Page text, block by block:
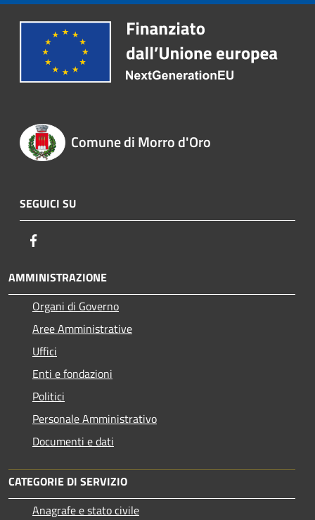
Comune di Morro d'Oro
SEGUICI SU
AMMINISTRAZIONE
Organi di Governo
Aree Amministrative
Uffici
Enti e fondazioni
Politici
Personale Amministrativo
Documenti e dati
CATEGORIE DI SERVIZIO
Anagrafe e stato civile